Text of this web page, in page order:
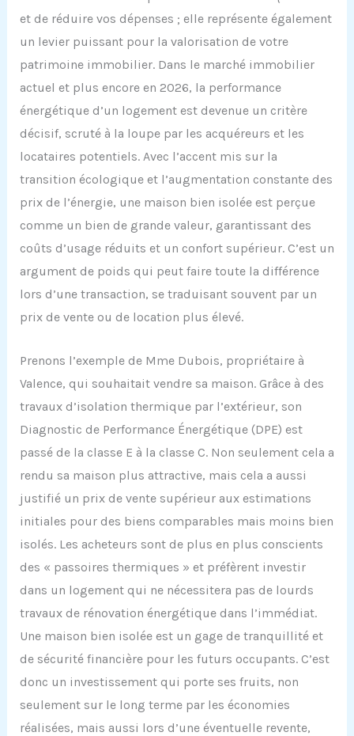
et de réduire vos dépenses ; elle représente également
un levier puissant pour la valorisation de votre
patrimoine immobilier. Dans le marché immobilier
actuel et plus encore en 2026, la performance
énergétique d’un logement est devenue un critère
décisif, scruté à la loupe par les acquéreurs et les
locataires potentiels. Avec l’accent mis sur la
transition écologique et l’augmentation constante des
prix de l’énergie, une maison bien isolée est perçue
comme un bien de grande valeur, garantissant des
coûts d’usage réduits et un confort supérieur. C’est un
argument de poids qui peut faire toute la différence
lors d’une transaction, se traduisant souvent par un
prix de vente ou de location plus élevé.
Prenons l’exemple de Mme Dubois, propriétaire à
Valence, qui souhaitait vendre sa maison. Grâce à des
travaux d’isolation thermique par l’extérieur, son
Diagnostic de Performance Énergétique (DPE) est
passé de la classe E à la classe C. Non seulement cela a
rendu sa maison plus attractive, mais cela a aussi
justifié un prix de vente supérieur aux estimations
initiales pour des biens comparables mais moins bien
isolés. Les acheteurs sont de plus en plus conscients
des « passoires thermiques » et préfèrent investir
dans un logement qui ne nécessitera pas de lourds
travaux de rénovation énergétique dans l’immédiat.
Une maison bien isolée est un gage de tranquillité et
de sécurité financière pour les futurs occupants. C’est
donc un investissement qui porte ses fruits, non
seulement sur le long terme par les économies
réalisées, mais aussi lors d’une éventuelle revente,